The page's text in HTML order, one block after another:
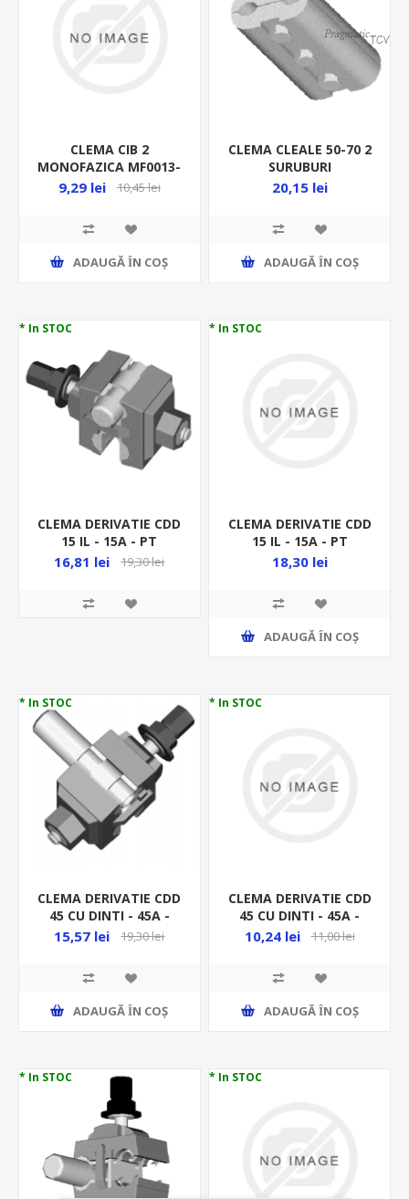
CLEMA CIB 2
MONOFAZICA MF0013-
00902
9,29 lei 10,45 lei
ADAUGĂ ȊN COŞ
CLEMA CLEALE 50-70 2
SURUBURI
20,15 lei
ADAUGĂ ȊN COŞ
* In STOC
CLEMA DERIVATIE CDD
15 IL - 15A - PT
ILUMINAT
16,81 lei 19,30 lei
* In STOC
CLEMA DERIVATIE CDD
15 IL - 15A - PT
ILUMINAT 50001580
18,30 lei
ADAUGĂ ȊN COŞ
* In STOC
CLEMA DERIVATIE CDD
45 CU DINTI - 45A -
PENTRU CONDUCTOR
15,57 lei 19,30 lei
ADAUGĂ ȊN COŞ
* In STOC
CLEMA DERIVATIE CDD
45 CU DINTI - 45A -
PENTRU CONDUCTOR
10,24 lei 11,00 lei
ADAUGĂ ȊN COŞ
* In STOC * In STOC